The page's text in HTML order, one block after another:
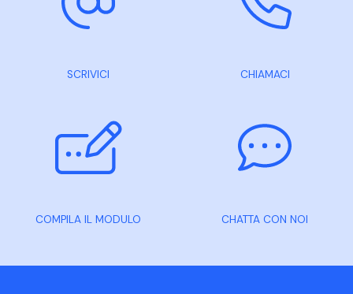
SCRIVICI CHIAMACI
COMPILA IL MODULO CHATTA CON NOI